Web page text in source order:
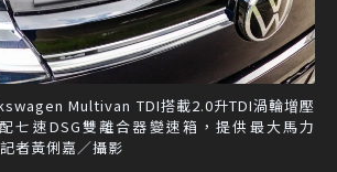
Multivan TDI搭載2.0升TDI渦輪增壓
七速DSG雙離合器變速箱，提供最大馬力
者黃俐嘉／攝影